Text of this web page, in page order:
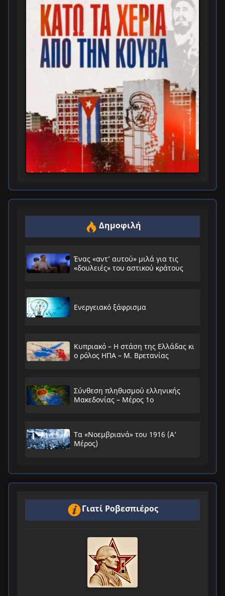
Δημοφιλή
Ένας «αντ’ αυτού» μιλά για τις
«δουλειές» του αστικού κράτους
Ενεργειακό ξάφρισμα
Κυπριακό – Η στάση της Ελλάδας κι
ο ρόλος ΗΠΑ – Μ. Βρετανίας
Σύνθεση πληθυσμού ελληνικής
Μακεδονίας – Μέρος 1ο
Τα «Νοεμβριανά» του 1916 (Α’
Μέρος)
Γιατί Ροβεσπιέρος